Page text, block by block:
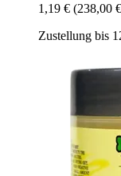
1,19 € (238,00
Zustellung bis